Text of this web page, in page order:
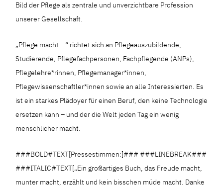
Bild der Pflege als zentrale und unverzichtbare Profession
unserer Gesellschaft.
„Pflege macht …“ richtet sich an Pflegeauszubildende,
Studierende, Pflegefachpersonen, Fachpflegende (ANPs),
Pflegelehre*rinnen, Pflegemanager*innen,
Pflegewissenschaftler*innen sowie an alle Interessierten. Es
ist ein starkes Plädoyer für einen Beruf, den keine Technologie
ersetzen kann – und der die Welt jeden Tag ein wenig
menschlicher macht.
###BOLD#TEXT[Pressestimmen:]### ###LINEBREAK###
###ITALIC#TEXT[„Ein großartiges Buch, das Freude macht,
munter macht, erzählt und kein bisschen müde macht. Danke